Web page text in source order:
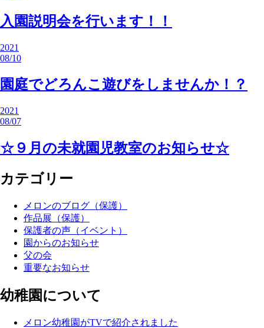
入園説明会を行います！！
2021
08/10
園庭でどろんこ遊びをしませんか！？
2021
08/07
☆９月の未就園児教室のお知らせ☆
カテゴリー
メロンのブログ（保護）
作品展（保護）
保護者の声（イベント）
園からのお知らせ
父の会
重要なお知らせ
幼稚園について
メロン幼稚園がTVで紹介されました